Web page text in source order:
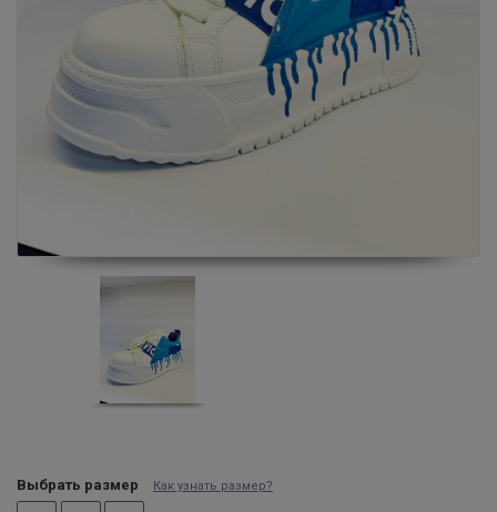
Выбрать размер Как узнать размер?